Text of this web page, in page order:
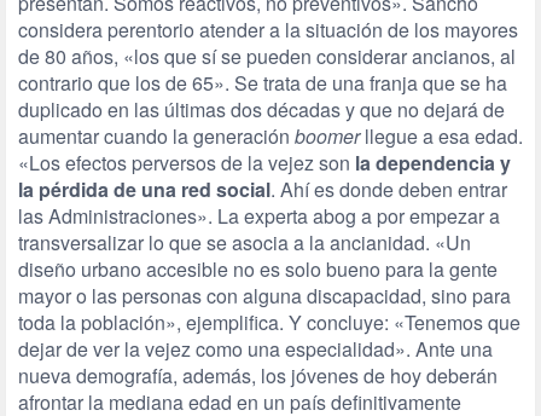
considera perentorio atender a la situación de los mayores
de 80 años, «los que sí se pueden considerar ancianos, al
contrario que los de 65». Se trata de una franja que se ha
duplicado en las últimas dos décadas y que no dejará de
aumentar cuando la generación boomerllegue a esa edad.
«Los efectos perversos de la vejez son la dependencia y
la pérdida de una red social. Ahí es donde deben entrar
las Administraciones». La experta abog a por empezar a
transversalizar lo que se asocia a la ancianidad. «Un
diseño urbano accesible no es solo bueno para la gente
mayor o las personas con alguna discapacidad, sino para
toda la población», ejemplifica. Y concluye: «Tenemos que
dejar de ver la vejez como una especialidad». Ante una
nueva demografía, además, los jóvenes de hoy deberán
afrontar la mediana edad en un país definitivamente